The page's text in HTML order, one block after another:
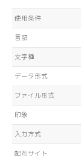
使用条件
言語
文字種
データ形式
ファイル形式
印象
入力方式
配布サイト